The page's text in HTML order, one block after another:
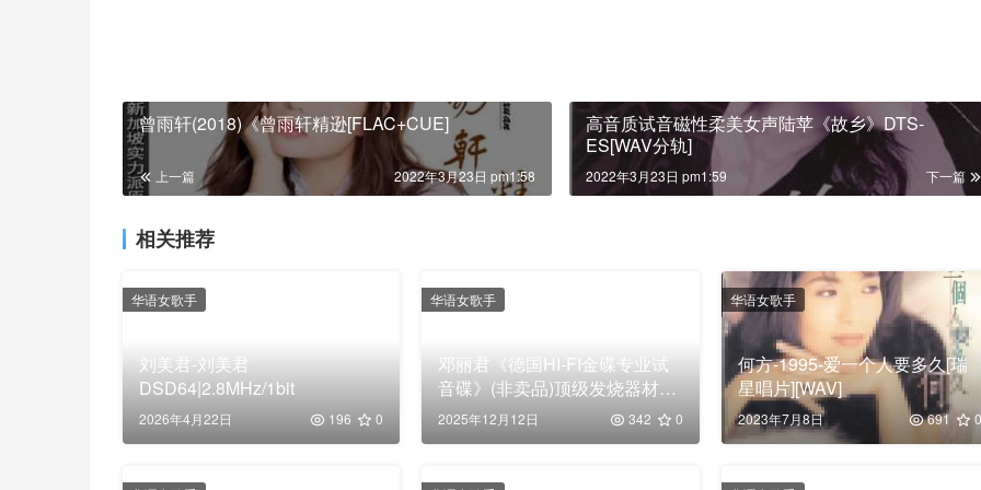
曾雨轩(2018)《曾雨轩精逊[FLAC+CUE]
上一篇 2022年3月23日 pm1:58
高音质试音磁性柔美女声陆苹《故乡》DTS-
ES[WAV分轨]
下一篇
2022年3月23日 pm1:59
相关推荐
刘美君-刘美君
DSD64|2.8MHz/1bit
2026年4月22日 196 0
华语女歌手
邓丽君《德国HI-FI金碟专业试
音碟》(非卖品)顶级发烧器材监
听精品[WAV+CUE]
2025年12月12日 342 0
华语女歌手
何方-1995-爱一个人要多久[瑞
星唱片][WAV]
2023年7月8日 691 0
华语女歌手